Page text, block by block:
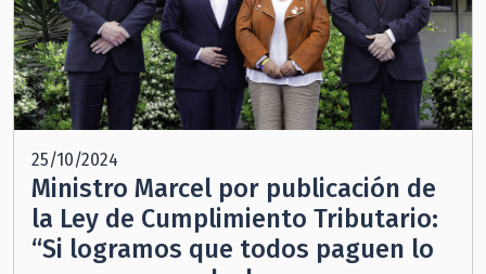
25/10/2024
Ministro Marcel por publicación de
la Ley de Cumplimiento Tributario:
“Si logramos que todos paguen lo